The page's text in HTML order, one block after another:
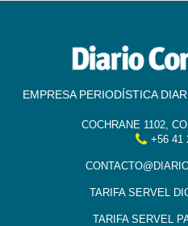
EMPRESA PERIODÍSTICA
COCHRANE 1102,
+56 41
TARIFA SERVEL
TARIFA SERVEL